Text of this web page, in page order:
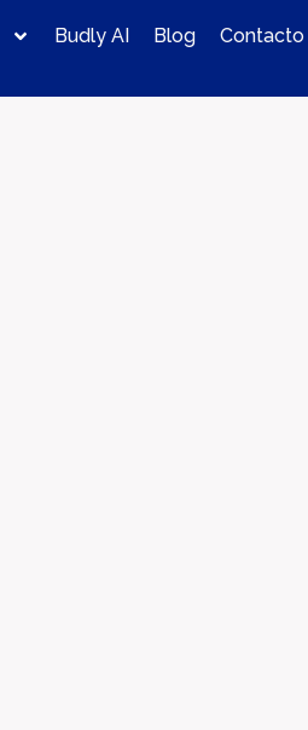
Budly AI Blog
Contacto